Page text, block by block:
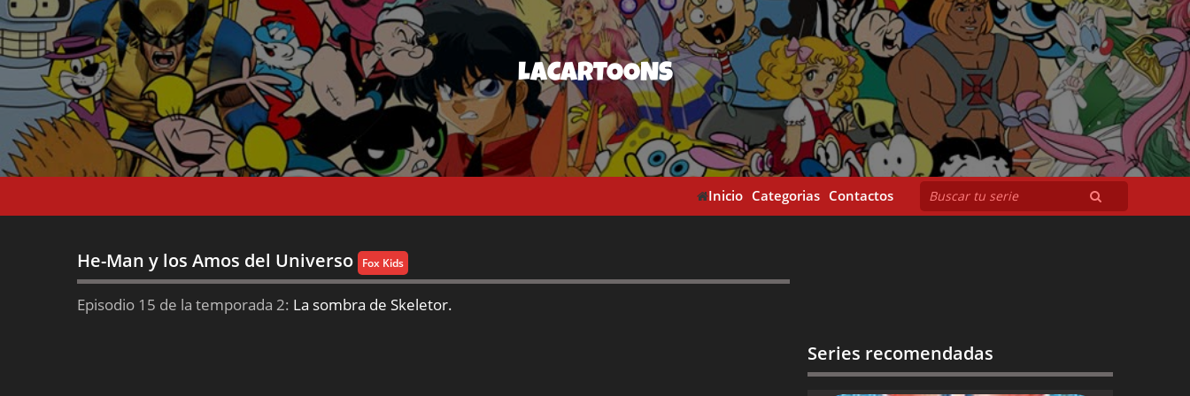
LACARTOONS
Inicio Categorias Contactos
He-Man y los Amos del Universo Fox Kids
Episodio 15 de la temporada 2: La sombra de Skeletor.
Series recomendadas